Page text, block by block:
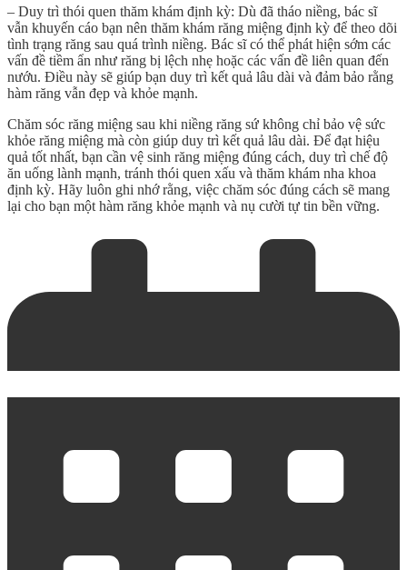
– Duy trì thói quen thăm khám định kỳ: Dù đã tháo niềng, bác sĩ
vẫn khuyến cáo bạn nên thăm khám răng miệng định kỳ để theo dõi
tình trạng răng sau quá trình niềng. Bác sĩ có thể phát hiện sớm các
vấn đề tiềm ẩn như răng bị lệch nhẹ hoặc các vấn đề liên quan đến
nướu. Điều này sẽ giúp bạn duy trì kết quả lâu dài và đảm bảo rằng
hàm răng vẫn đẹp và khỏe mạnh.
Chăm sóc răng miệng sau khi niềng răng sứ không chỉ bảo vệ sức
khỏe răng miệng mà còn giúp duy trì kết quả lâu dài. Để đạt hiệu
quả tốt nhất, bạn cần vệ sinh răng miệng đúng cách, duy trì chế độ
ăn uống lành mạnh, tránh thói quen xấu và thăm khám nha khoa
định kỳ. Hãy luôn ghi nhớ rằng, việc chăm sóc đúng cách sẽ mang
lại cho bạn một hàm răng khỏe mạnh và nụ cười tự tin bền vững.